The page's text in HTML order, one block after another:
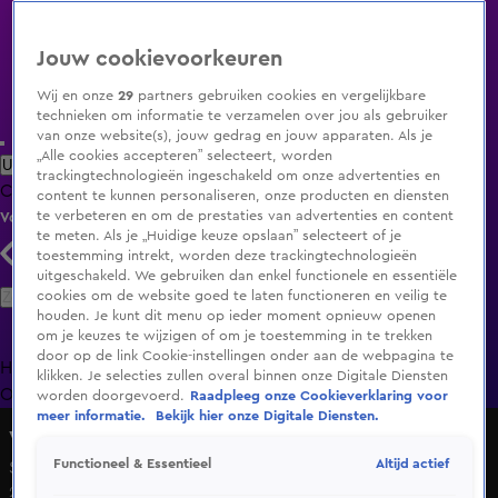
Uitzending Gemist Populaire programma's Zenders Genres
ClipsFilmsRadioSmart TV inlogShop
Volg KIJK
Zoeken
HomeUitzending Gemist Programma's De Bondgenoten
OranjezomerLivestreamsShop
Vier is te veel
Seizoen 1, aflevering 1
29 mei 2022, 20:30
Jouw cookievoorkeuren
Wij en onze29 partners gebruiken cookies en vergelijkbare
technieken om informatie te verzamelen over jou als gebruiker
van onze website(s), jouw gedrag en jouw apparaten. Als je
„Alle cookies accepteren” selecteert, worden
trackingtechnologieën ingeschakeld om onze advertenties en
content te kunnen personaliseren, onze producten en diensten
te verbeteren en om de prestaties van advertenties en content
te meten. Als je „Huidige keuze opslaan” selecteert of je
toestemming intrekt, worden deze trackingtechnologieën
uitgeschakeld. We gebruiken dan enkel functionele en essentiële
cookies om de website goed te laten functioneren en veilig te
houden. Je kunt dit menu op ieder moment opnieuw openen
om je keuzes te wijzigen of om je toestemming in te trekken
door op de link Cookie-instellingen onder aan de webpagina te
klikken. Je selecties zullen overal binnen onze Digitale Diensten
worden doorgevoerd.
Raadpleeg onze Cookieverklaring voor
meer informatie.
Bekijk hier onze Digitale Diensten.
Functioneel & Essentieel Altijd actief